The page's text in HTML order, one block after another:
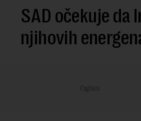
SAD očekuje da
njihovih